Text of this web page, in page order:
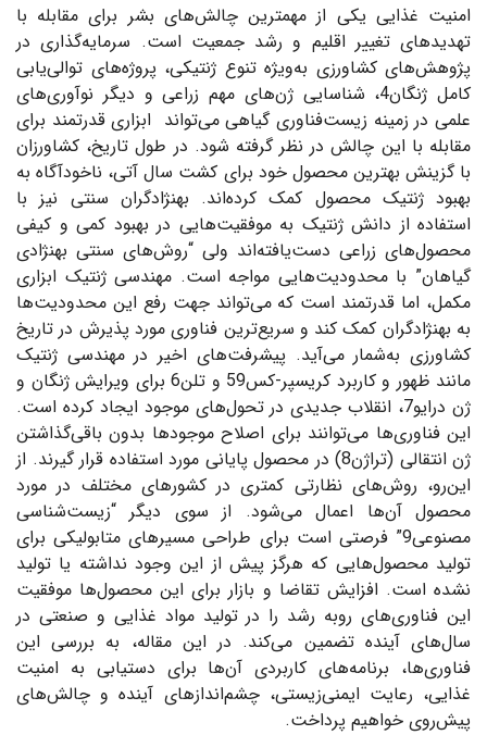
امنیت غذایی یکی از مهمترین چالش‌های بشر برای مقابله با
تهدیدهای تغییر اقلیم و رشد جمعیت است. سرمایه‌گذاری در
پژوهش‌های کشاورزی به‌ویژه تنوع ژنتیکی، پروژه‌های توالی‌یابی
کامل ژنگان4، شناسایی ژن‌های مهم زراعی و دیگر نوآوری‌های
علمی در زمینه زیست‌فناوری گیاهی می‌تواند ابزاری قدرتمند برای
مقابله با این چالش در نظر گرفته شود. در طول تاریخ، کشاورزان
با گزینش بهترین محصول خود برای کشت سال آتی، ناخودآگاه به
بهبود ژنتیک محصول کمک کرده‌اند. بهنژادگران سنتی نیز با
استفاده از دانش ژنتیک به موفقیت‌هایی در بهبود کمی و کیفی
محصول‌های زراعی دست‌یافته‌اند ولی “روش‌های سنتی بهنژادی
گیاهان‌” با محدودیت‌هایی مواجه است. مهندسی ‌ژنتیک ابزاری
مکمل، اما قدرتمند است که می‌تواند جهت رفع این محدودیت‌ها
به بهنژادگران کمک کند و سریع‌ترین فناوری مورد پذیرش در تاریخ
کشاورزی به‌شمار می‌آید. پیشرفت‌های اخیر در مهندسی ‌ژنتیک
مانند ظهور و کاربرد کریسپر-کس‌59 و تلن6 برای ویرایش ژنگان و
ژن درایو7، انقلاب جدیدی در تحول‌های موجود ایجاد کرده است.
این فناوری‌ها می‌توانند برای اصلاح موجودها بدون باقی‌گذاشتن
ژن انتقالی (تراژن8) در محصول پایانی مورد استفاده قرار گیرند. از
این‌رو، روش‌های نظارتی کمتری در کشورهای مختلف در مورد
محصول آن‌ها اعمال می‌شود. از سوی دیگر “زیست‌شناسی
مصنوعی9” فرصتی است برای طراحی مسیرهای متابولیکی برای
تولید محصول‌هایی که هرگز پیش از این وجود نداشته یا تولید
نشده است. افزایش تقاضا و بازار برای این محصول‌ها موفقیت
این فناوری‌های روبه رشد را در تولید مواد غذایی و صنعتی در
سال‌های آینده تضمین می‌کند. در این مقاله، به بررسی این
فناوری‌ها، برنامه‌های کاربردی آن‌ها برای دستیابی به امنیت
غذایی، رعایت ایمنی‌زیستی، چشم‌انداز‌های آینده و چالش‌های
پیش‌روی خواهیم پرداخت.